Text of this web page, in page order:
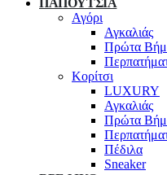
ΠΑΠΟΥΤΣΙΑ
Αγόρι
Αγκαλιάς
Πρώτα
Κορίτσι
LUXURY
Αγκαλιάς
Πρώτα
Πέδιλα
Sneaker